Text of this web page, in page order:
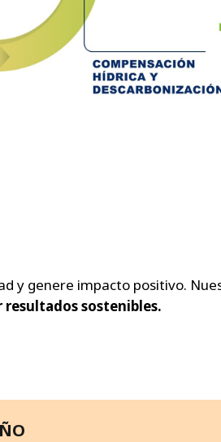
y genere impacto positivo.
resultados sostenibles.